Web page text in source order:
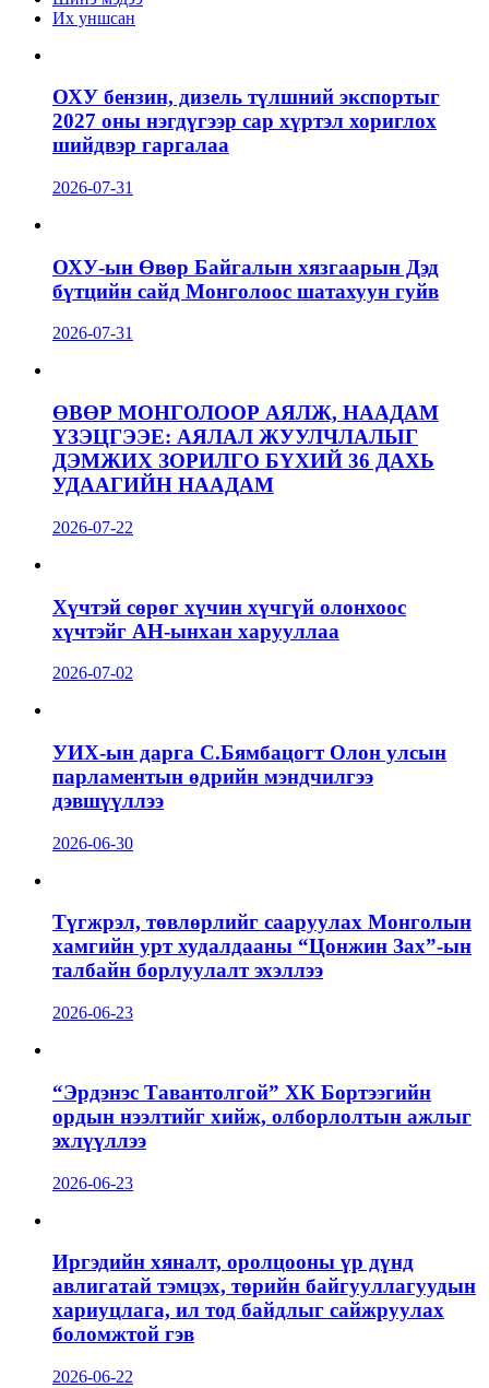
Их уншсан
ОХУ бензин, дизель түлшний экспортыг
2027 оны нэгдүгээр сар хүртэл хориглох
шийдвэр гаргалаа
2026-07-31
ОХУ-ын Өвөр Байгалын хязгаарын Дэд
бүтцийн сайд Монголоос шатахуун гуйв
2026-07-31
ӨВӨР МОНГОЛООР АЯЛЖ, НААДАМ
ҮЗЭЦГЭЭЕ: АЯЛАЛ ЖУУЛЧЛАЛЫГ
ДЭМЖИХ ЗОРИЛГО БҮХИЙ 36 ДАХЬ
УДААГИЙН НААДАМ
2026-07-22
Хүчтэй сөрөг хүчин хүчгүй олонхоос
хүчтэйг АН-ынхан харууллаа
2026-07-02
УИХ-ын дарга С.Бямбацогт Олон улсын
парламентын өдрийн мэндчилгээ
дэвшүүллээ
2026-06-30
Түгжрэл, төвлөрлийг сааруулах Монголын
хамгийн урт худалдааны “Цонжин Зах”-ын
талбайн борлуулалт эхэллээ
2026-06-23
“Эрдэнэс Тавантолгой” ХК Бортээгийн
ордын нээлтийг хийж, олборлолтын ажлыг
эхлүүллээ
2026-06-23
Иргэдийн хяналт, оролцооны үр дүнд
авлигатай тэмцэх, төрийн байгууллагуудын
хариуцлага, ил тод байдлыг сайжруулах
боломжтой гэв
2026-06-22